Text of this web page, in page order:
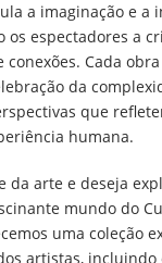
a imaginação e a
os espectadores a
Cada
da
que
humana.
da arte e deseja
mundo do
uma coleção
artistas, incluindo